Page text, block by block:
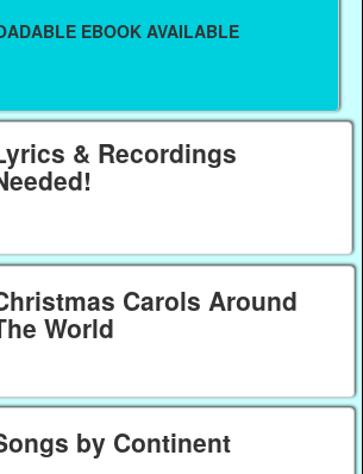
EBOOK AVAILABLE
& Recordings
Carols Around
World
by Continent